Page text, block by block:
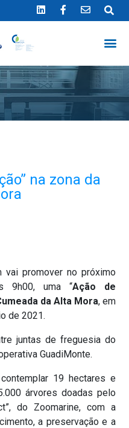
na zona da
vai promover no próximo
9h00, uma “Ação de
da Alta Mora, em
de 2021.
juntas de freguesia do
GuadiMonte.
19 hectares e
árvores doadas pelo
do Zoomarine, com a
a preservação e a